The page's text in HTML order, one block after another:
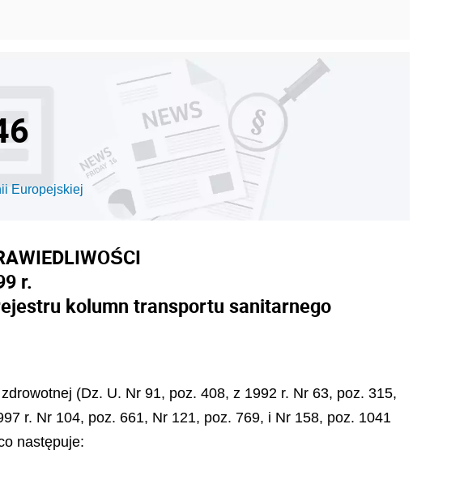
Europejskiej
r.
kolumn transportu sanitarnego
(Dz. U. Nr 91, poz. 408, z 1992 r. Nr 63, poz. 315,
r. Nr 104, poz. 661, Nr 121, poz. 769, i Nr 158, poz. 1041
następuje: